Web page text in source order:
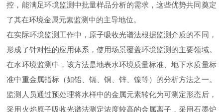
控，能满足环境监测中批量样品分析的需求，这些优势共同奠定
了其在环境金属元素监测中的主导地位。
在实际环境监测工作中，原子吸收光谱法根据监测介质的不同，
形成了针对性的应用体系，使用场景覆盖环境监测的主要领域。
在水环境监测中，该方法是地表水环境质量标准、地下水质量标
准中重金属指标（如铅、镉、铜、锌、镍等）的分析方法之一。
监测人员通过预处理将水样中的金属元素转化为可测定形态后，
采用火焰原子吸收光谱法测定浓度较高的金属离子，采用石墨炉